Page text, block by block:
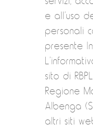
e all’uso
personali
presente
sito di
Regione
Albenga
altri siti